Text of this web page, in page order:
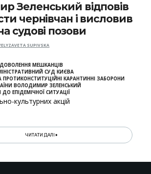
Зеленський відповів
чернівчан і висловив
судові позови
SUPIVSKA
МЕШКАНЦІВ
СУД КИЄВА
ПРОТИКОНСТИТУЦІЙНІ КАРАНТИННІ ЗАБОРОНИ
ВОЛОДИМИР ЗЕЛЕНСЬКИЙ
ЕПІДЕМІЧНОЇ СИТУАЦІЇ
культурних акцій
ЧИТАТИ ДАЛІ